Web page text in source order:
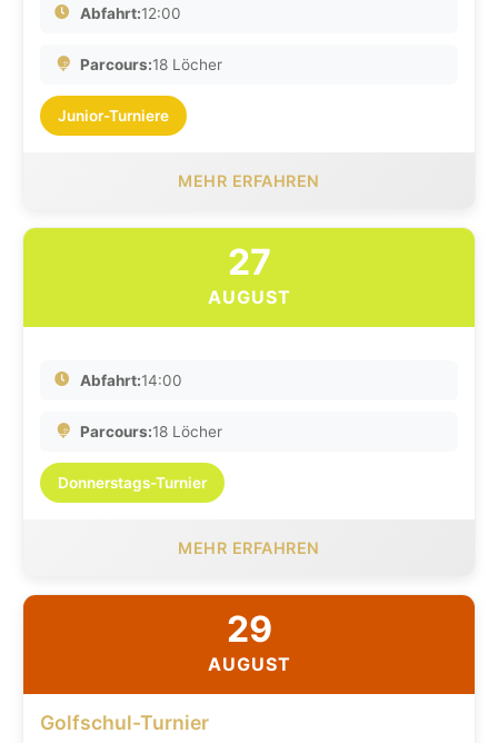
Abfahrt:12:00
Parcours:18 Löcher
Junior-Turniere
MEHR ERFAHREN
27
AUGUST
Abfahrt:14:00
Parcours:18 Löcher
Donnerstags-Turnier
MEHR ERFAHREN
29
AUGUST
Golfschul-Turnier